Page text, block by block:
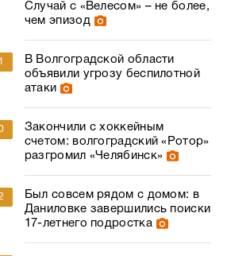
Случай с «Велесом» – не более,
чем эпизод
В Волгоградской области
объявили угрозу беспилотной
атаки
Закончили с хоккейным
счетом: волгоградский «Ротор»
разгромил «Челябинск»
Был совсем рядом с домом: в
Даниловке завершились поиски
17-летнего подростка